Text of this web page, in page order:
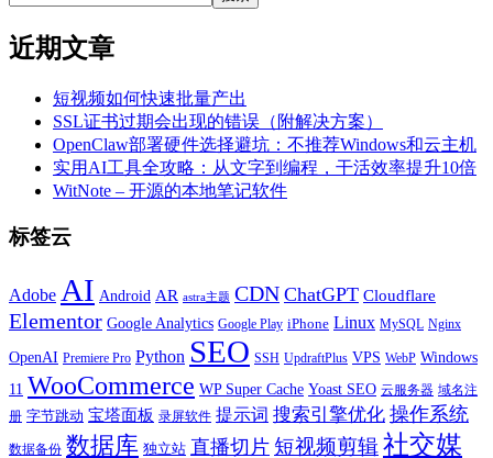
近期文章
短视频如何快速批量产出
SSL证书过期会出现的错误（附解决方案）
OpenClaw部署硬件选择避坑：不推荐Windows和云主机
实用AI工具全攻略：从文字到编程，干活效率提升10倍
WitNote – 开源的本地笔记软件
标签云
Adobe AI Android AR astra主题 CDN ChatGPT Cloudflare
Elementor Google Analytics Google Play iPhone Linux MySQL Nginx
OpenAI Premiere Pro Python SEO SSH UpdraftPlus VPS WebP Windows
11 WooCommerce WP Super Cache Yoast SEO 云服务器 域名注
册 字节跳动 宝塔面板 录屏软件 提示词 搜索引擎优化 操作系统
数据备份 数据库 独立站 直播切片 短视频剪辑社交媒